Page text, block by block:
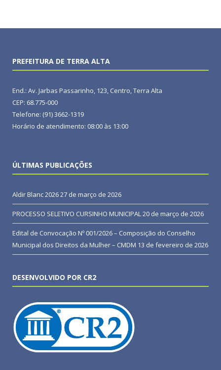
PREFEITURA DE TERRA ALTA
End.: Av. Jarbas Passarinho, 123, Centro, Terra Alta
CEP: 68.775-000
Telefone: (91) 3662-1319
Horário de atendimento: 08:00 às 13:00
ÚLTIMAS PUBLICAÇÕES
Aldir Blanc 202627 de março de 2026
PROCESSO SELETIVO CURSINHO MUNICIPAL20 de março de 2026
Edital de Convocação Nº 001/2026 – Composição do Conselho
Municipal dos Direitos da Mulher – CMDM 13 de fevereiro de 2026
DESENVOLVIDO POR CR2